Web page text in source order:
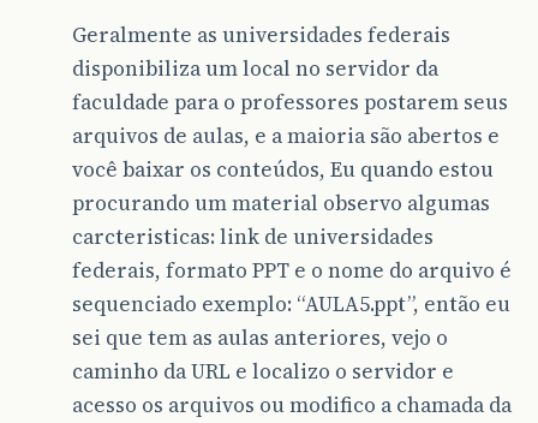
Geralmente as universidades federais
disponibiliza um local no servidor da
faculdade para o professores postarem seus
arquivos de aulas, e a maioria são abertos e
você baixar os conteúdos, Eu quando estou
procurando um material observo algumas
carcteristicas: link de universidades
federais, formato PPT e o nome do arquivo é
sequenciado exemplo: “AULA5.ppt”, então eu
sei que tem as aulas anteriores, vejo o
caminho da URL e localizo o servidor e
acesso os arquivos ou modifico a chamada da